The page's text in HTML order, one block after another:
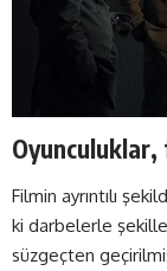
Filmin ayrıntılı
ki darbelerle
süzgeçten